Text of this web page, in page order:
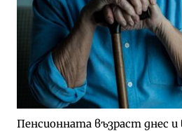
Пенсионната възраст днес